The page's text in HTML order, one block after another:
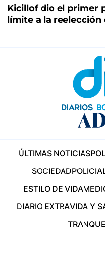
Kicillof dio el primer
límite a la reelección
ÚLTIMAS NOTICIAS
SOCIEDAD
ESTILO DE VIDA
DIARIO EXTRAVIDA Y